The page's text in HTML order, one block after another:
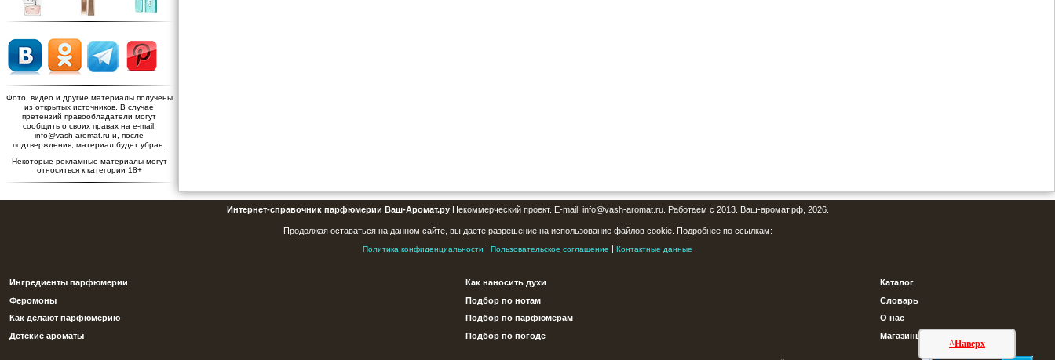
Фото, видео и другие материалы получены
из открытых источников. В случае
претензий правообладатели могут
сообщить о своих правах на e-mail:
info@vash-aromat.ru и, после
подтверждения, материал будет убран.
Некоторые рекламные материалы могут
относиться к категории 18+
^Наверх
Интернет-справочник парфюмерии Ваш-Аромат.руНекоммерческий проект. E-mail: info@vash-aromat.ru. Работаем с 2013. Ваш-аромат.рф, 2026.
Продолжая оставаться на данном сайте, вы даете разрешение на использование файлов cookie. Подробнее по ссылкам:
Политика конфиденциальности | Пользовательское соглашение | Контактные данные
Ингредиенты парфюмерии
Феромоны
Как делают парфюмерию
Детские ароматы
Как наносить духи
Подбор по нотам
Подбор по парфюмерам
Подбор по погоде
Каталог
Словарь
О нас
Магазины